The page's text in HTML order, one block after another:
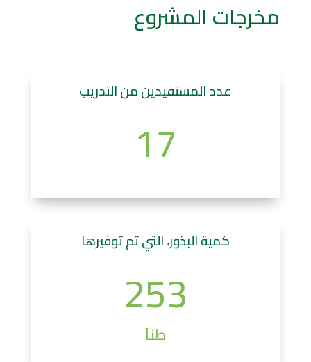
مخرجات المشروع
عدد المستفيدين من التدريب
17
كمية البذور، التي تم توفيرها
253
طناً